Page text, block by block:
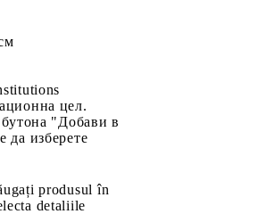
цел.
"Добави в
да изберете
produsul în
detaliile